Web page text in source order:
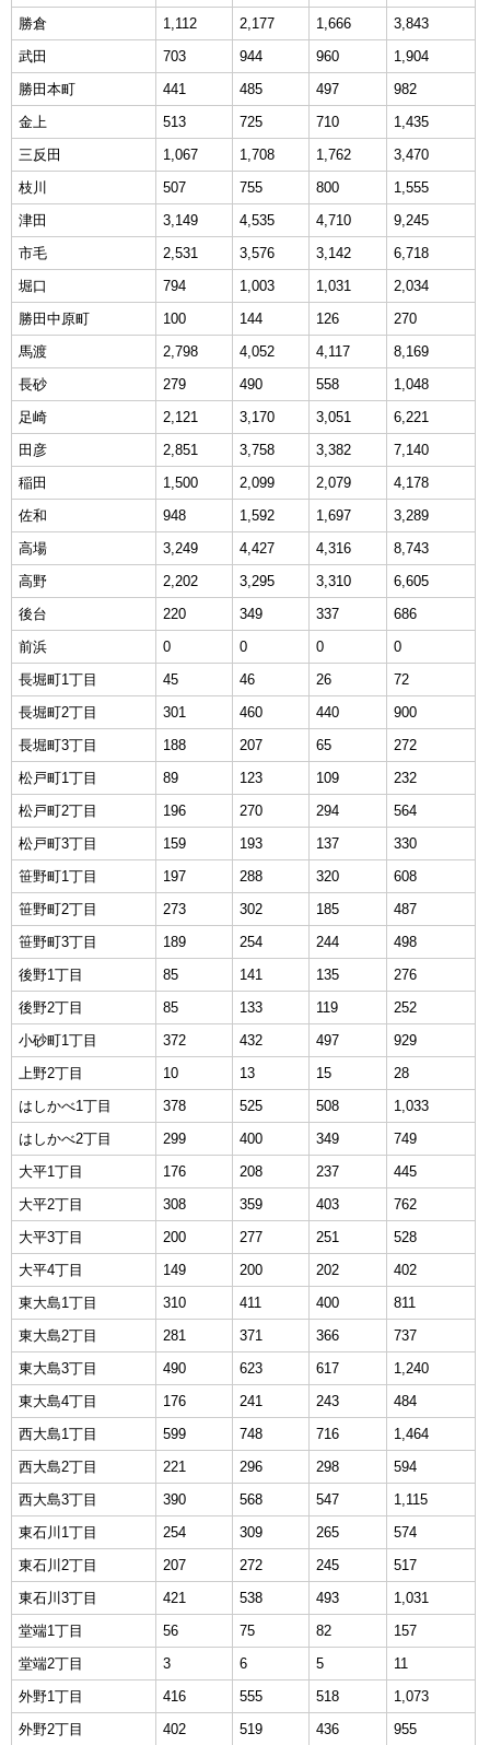
勝倉
1,112 2,177 1,666
3,843
武田
703 944 960
1,904
勝田本町
441 485 497
982
金上
513 725 710
1,435
三反田
1,067 1,708 1,762
3,470
枝川
507 755 800
1,555
津田
3,149 4,535 4,710
9,245
市毛
2,531 3,576 3,142
6,718
堀口
794 1,003 1,031
2,034
勝田中原町
100 144 126
270
馬渡
2,798 4,052 4,117
8,169
長砂
279 490 558
1,048
足崎
2,121 3,170 3,051
6,221
田彦
2,851 3,758 3,382
7,140
稲田
1,500 2,099 2,079
4,178
佐和
948 1,592 1,697
3,289
高場
3,249 4,427 4,316
8,743
高野
2,202 3,295 3,310
6,605
後台
220 349 337
686
前浜
0 0 0
0
長堀町1丁目
45 46 26
72
長堀町2丁目
301 460 440
900
長堀町3丁目
188 207 65
272
松戸町1丁目
89 123 109
232
松戸町2丁目
196 270 294
564
松戸町3丁目
159 193 137
330
笹野町1丁目
197 288 320
608
笹野町2丁目
273 302 185
487
笹野町3丁目
189 254 244
498
後野1丁目
85 141 135
276
後野2丁目
85 133 119
252
小砂町1丁目
372 432 497
929
上野2丁目
10 13 15
28
はしかべ1丁目
378 525 508
1,033
はしかべ2丁目
299 400 349
749
大平1丁目
176 208 237
445
大平2丁目
308 359 403
762
大平3丁目
200 277 251
528
大平4丁目
149 200 202
402
東大島1丁目
310 411 400
811
東大島2丁目
281 371 366
737
東大島3丁目
490 623 617
1,240
東大島4丁目
176 241 243
484
西大島1丁目
599 748 716
1,464
西大島2丁目
221 296 298
594
西大島3丁目
390 568 547
1,115
東石川1丁目
254 309 265
574
東石川2丁目
207 272 245
517
東石川3丁目
421 538 493
1,031
堂端1丁目
56 75 82
157
堂端2丁目
3 6 5
11
外野1丁目
416 555 518
1,073
外野2丁目
402 519 436 955